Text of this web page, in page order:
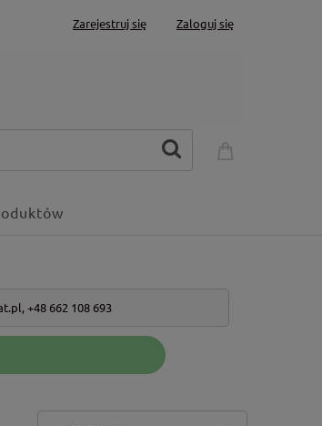
Zarejestruj się Zaloguj się
,+48 662 108 693